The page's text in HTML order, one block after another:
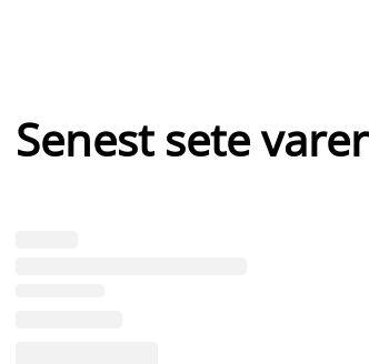
Senest sete varer